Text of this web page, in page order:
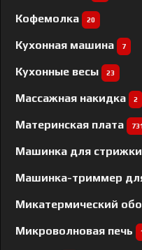
Кофемолка 20
Кухонная машина 7
Кухонные весы 23
Массажная накидка 2
Материнская плата
Машинка для
Машинка-триммер
Микатермический
Микроволновая печь